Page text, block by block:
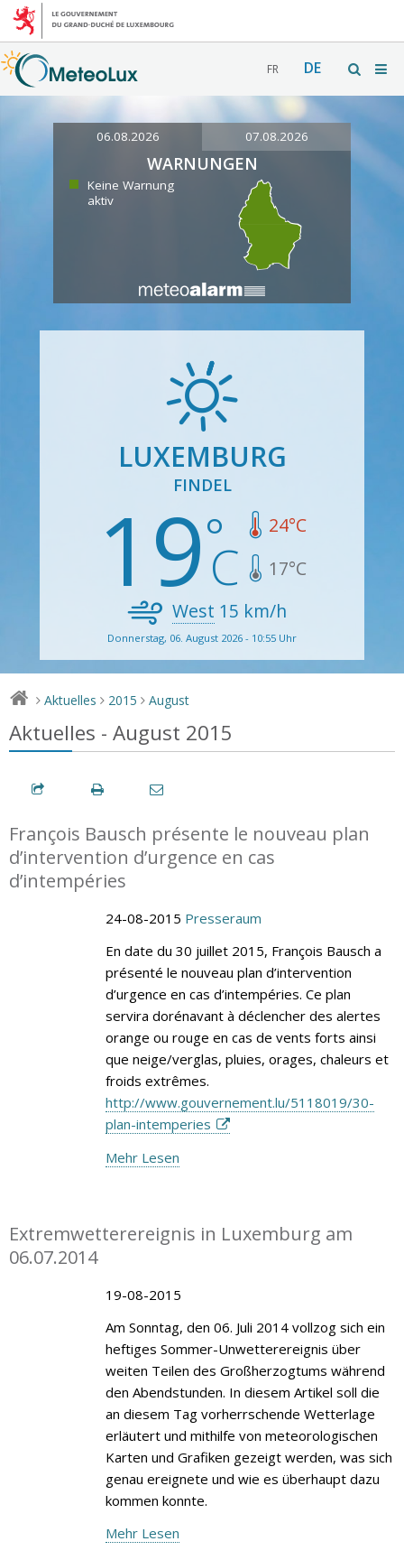
FR DE
06.08.2026 07.08.2026
WARNUNGEN
Keine Warnung
aktiv
LUXEMBURG
FINDEL
19 24°C
17°C
West 15 km/h
Donnerstag, 06. August 2026 - 10:55 Uhr
> Aktuelles > 2015 > August
Aktuelles - August 2015
François Bausch présente le nouveau plan
d’intervention d’urgence en cas
d’intempéries
24-08-2015 Presseraum
En date du 30 juillet 2015, François Bausch a
présenté le nouveau plan d’intervention
d’urgence en cas d’intempéries. Ce plan
servira dorénavant à déclencher des alertes
orange ou rouge en cas de vents forts ainsi
que neige/verglas, pluies, orages, chaleurs et
froids extrêmes.
http://www.gouvernement.lu/5118019/30-
plan-intemperies
Mehr Lesen
Extremwetterereignis in Luxemburg am
06.07.2014
19-08-2015
Am Sonntag, den 06. Juli 2014 vollzog sich ein
heftiges Sommer-Unwetterereignis über
weiten Teilen des Großherzogtums während
den Abendstunden. In diesem Artikel soll die
an diesem Tag vorherrschende Wetterlage
erläutert und mithilfe von meteorologischen
Karten und Grafiken gezeigt werden, was sich
genau ereignete und wie es überhaupt dazu
kommen konnte.
Mehr Lesen